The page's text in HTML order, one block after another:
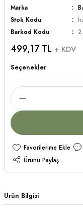
Marka
Stok Kodu
Barkod Kodu
499,17 TL + KDV
Seçenekler
Ürünü Paylaş
Ürün Bilgisi